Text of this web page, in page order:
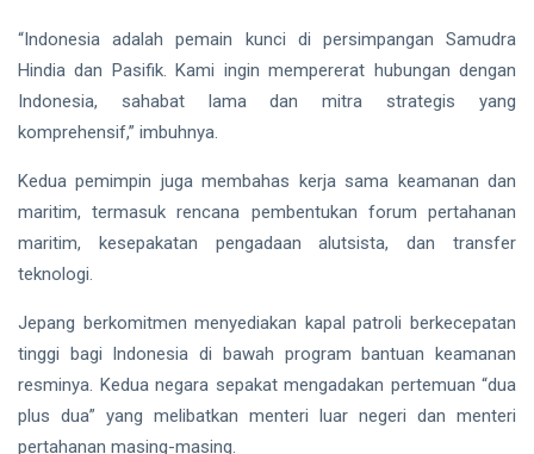
“Indonesia adalah pemain kunci di persimpangan Samudra
Hindia dan Pasifik. Kami ingin mempererat hubungan dengan
Indonesia, sahabat lama dan mitra strategis yang
komprehensif,” imbuhnya.
Kedua pemimpin juga membahas kerja sama keamanan dan
maritim, termasuk rencana pembentukan forum pertahanan
maritim, kesepakatan pengadaan alutsista, dan transfer
teknologi.
Jepang berkomitmen menyediakan kapal patroli berkecepatan
tinggi bagi Indonesia di bawah program bantuan keamanan
resminya. Kedua negara sepakat mengadakan pertemuan “dua
plus dua” yang melibatkan menteri luar negeri dan menteri
pertahanan masing-masing.